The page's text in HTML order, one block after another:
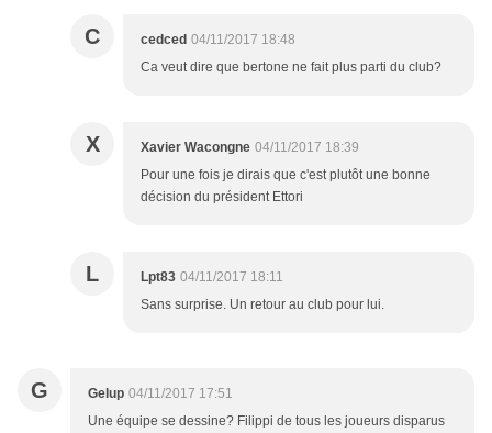
C cedced 04/11/2017 18:48
Ca veut dire que bertone ne fait plus parti du club?
X Xavier Wacongne 04/11/2017 18:39
Pour une fois je dirais que c'est plutôt une bonne
décision du président Ettori
L Lpt83 04/11/2017 18:11
Sans surprise. Un retour au club pour lui.
G Gelup 04/11/2017 17:51
Une équipe se dessine? Filippi de tous les joueurs disparus